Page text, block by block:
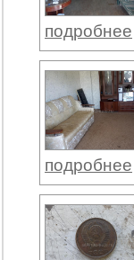
подробнее
подробнее